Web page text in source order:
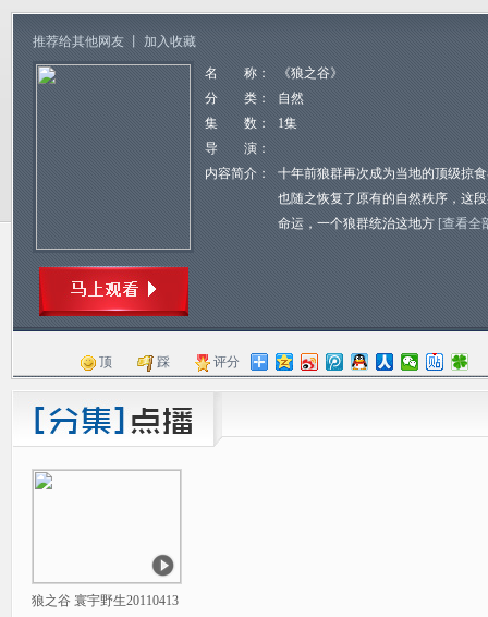
推荐给其他网友 加入收藏
名 称：
《狼之谷》
分 类：
自然
集 数：
1集
导 演：
内容简介：
十年前狼群再次成为当地的顶级掠
也随之恢复了原有的自然秩序，这
命运，一个狼群统治这地方 [查看全
顶 踩 评分
狼之谷 寰宇野生20110413